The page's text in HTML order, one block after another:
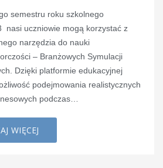
semestru roku szkolnego
nasi uczniowie mogą korzystać z
narzędzia do nauki
– Branżowych Symulacji
Dzięki platformie edukacyjnej
podejmowania realistycznych
podczas…
WIĘCEJ